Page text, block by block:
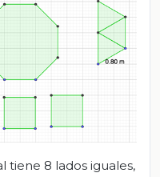
tiene 8 lados iguales,